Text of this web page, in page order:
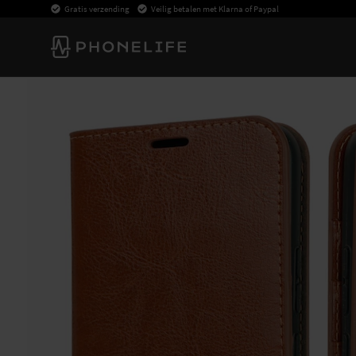
Gratis verzending Veilig betalen met Klarna of Paypal